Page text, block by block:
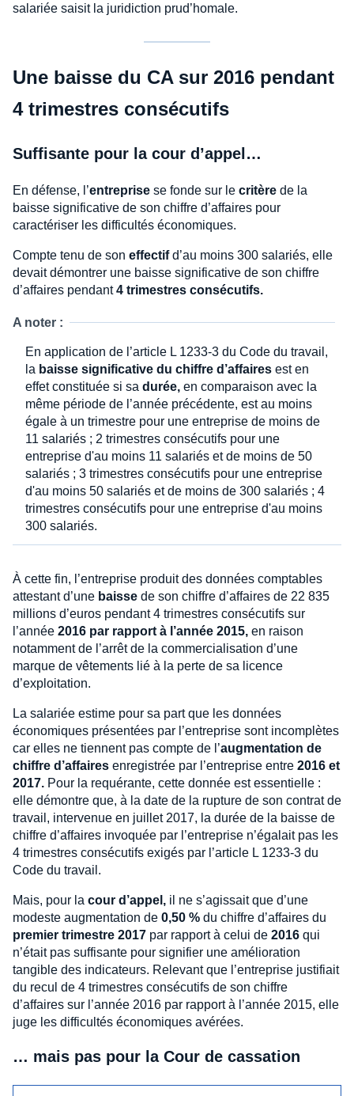
salariée saisit la juridiction prud’homale.
Une baisse du CA sur 2016 pendant
4 trimestres consécutifs
Suffisante pour la cour d’appel…
En défense, l’entreprise se fonde sur le critère de la
baisse significative de son chiffre d’affaires pour
caractériser les difficultés économiques.
Compte tenu de son effectifd’au moins 300 salariés, elle
devait démontrer une baisse significative de son chiffre
d’affaires pendant4 trimestres consécutifs.
A noter :
En application de l’article L 1233-3 du Code du travail,
la baisse significative du chiffre d’affaires est en
effet constituée si sa durée, en comparaison avec la
même période de l’année précédente, est au moins
égale à un trimestre pour une entreprise de moins de
11 salariés ; 2 trimestres consécutifs pour une
entreprise d'au moins 11 salariés et de moins de 50
salariés ; 3 trimestres consécutifs pour une entreprise
d'au moins 50 salariés et de moins de 300 salariés ; 4
trimestres consécutifs pour une entreprise d'au moins
300 salariés.
À cette fin, l’entreprise produit des données comptables
attestant d’une baisse de son chiffre d’affaires de 22 835
millions d’euros pendant 4 trimestres consécutifs sur
l’année 2016 par rapport à l’année 2015, en raison
notamment de l’arrêt de la commercialisation d’une
marque de vêtements lié à la perte de sa licence
d’exploitation.
La salariée estime pour sa part que les données
économiques présentées par l’entreprise sont incomplètes
car elles ne tiennent pas compte de l’augmentation de
chiffre d’affaires enregistrée par l’entreprise entre 2016 et
2017. Pour la requérante, cette donnée est essentielle :
elle démontre que, à la date de la rupture de son contrat de
travail, intervenue en juillet 2017, la durée de la baisse de
chiffre d’affaires invoquée par l’entreprise n’égalait pas les
4 trimestres consécutifs exigés par l’article L 1233-3 du
Code du travail.
Mais, pour la cour d’appel, il ne s’agissait que d’une
modeste augmentation de 0,50 % du chiffre d’affaires du
premier trimestre 2017 par rapport à celui de 2016 qui
n’était pas suffisante pour signifier une amélioration
tangible des indicateurs. Relevant que l’entreprise justifiait
du recul de 4 trimestres consécutifs de son chiffre
d’affaires sur l’année 2016 par rapport à l’année 2015, elle
juge les difficultés économiques avérées.
… mais pas pour la Cour de cassation